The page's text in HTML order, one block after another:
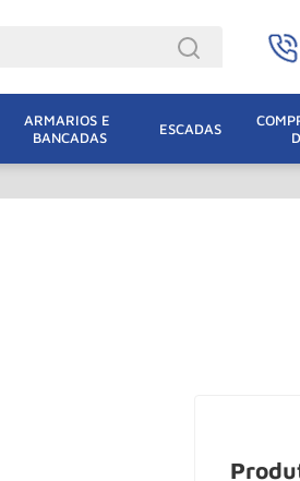
ARMARIOS E
BANCADAS
ESCADAS